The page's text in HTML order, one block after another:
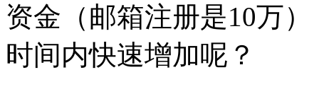
资金（邮箱注册是10万
时间内快速增加呢？